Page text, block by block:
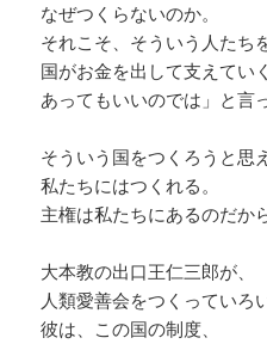
なぜつくらないのか。
それこそ、そういう人たち
国がお金を出して支えてい
あってもいいのでは」と言
そういう国をつくろうと思
私たちにはつくれる。
主権は私たちにあるのだから
大本教の出口王仁三郎が、
人類愛善会をつくっていろ
彼は、この国の制度、